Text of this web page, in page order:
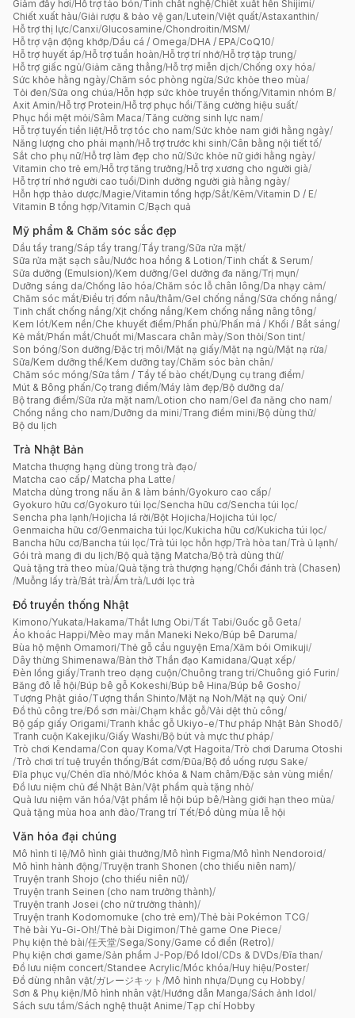
Giảm đầy hơi/Hỗ trợ táo bón/Tinh chất nghệ/Chiết xuất hến Shijimi/
Chiết xuất hàu/Giải rượu & bảo vệ gan/Lutein/Việt quất/Astaxanthin/
Hỗ trợ thị lực/Canxi/Glucosamine/Chondroitin/MSM/
Hỗ trợ vận động khớp/Dầu cá / Omega/DHA / EPA/CoQ10/
Hỗ trợ huyết áp/Hỗ trợ tuần hoàn/Hỗ trợ trí nhớ/Hỗ trợ tập trung/
Hỗ trợ giấc ngủ/Giảm căng thẳng/Hỗ trợ miễn dịch/Chống oxy hóa/
Sức khỏe hằng ngày/Chăm sóc phòng ngừa/Sức khỏe theo mùa/
Tỏi đen/Sữa ong chúa/Hỗn hợp sức khỏe truyền thống/Vitamin nhóm B/
Axit Amin/Hỗ trợ Protein/Hỗ trợ phục hồi/Tăng cường hiệu suất/
Phục hồi mệt mỏi/Sâm Maca/Tăng cường sinh lực nam/
Hỗ trợ tuyến tiền liệt/Hỗ trợ tóc cho nam/Sức khỏe nam giới hằng ngày/
Năng lượng cho phái mạnh/Hỗ trợ trước khi sinh/Cân bằng nội tiết tố/
Sắt cho phụ nữ/Hỗ trợ làm đẹp cho nữ/Sức khỏe nữ giới hằng ngày/
Vitamin cho trẻ em/Hỗ trợ tăng trưởng/Hỗ trợ xương cho người già/
Hỗ trợ trí nhớ người cao tuổi/Dinh dưỡng người già hằng ngày/
Hỗn hợp thảo dược/Magie/Vitamin tổng hợp/Sắt/Kẽm/Vitamin D / E/
Vitamin B tổng hợp/Vitamin C/Bạch quả
Mỹ phẩm & Chăm sóc sắc đẹp
Dầu tẩy trang/Sáp tẩy trang/Tẩy trang/Sữa rửa mặt/
Sữa rửa mặt sạch sâu/Nước hoa hồng & Lotion/Tinh chất & Serum/
Sữa dưỡng (Emulsion)/Kem dưỡng/Gel dưỡng đa năng/Trị mụn/
Dưỡng sáng da/Chống lão hóa/Chăm sóc lỗ chân lông/Da nhạy cảm/
Chăm sóc mắt/Điều trị đốm nâu/thâm/Gel chống nắng/Sữa chống nắng/
Tinh chất chống nắng/Xịt chống nắng/Kem chống nắng nâng tông/
Kem lót/Kem nền/Che khuyết điểm/Phấn phủ/Phấn má / Khối / Bắt sáng/
Kẻ mắt/Phấn mắt/Chuốt mi/Mascara chân mày/Son thỏi/Son tint/
Son bóng/Son dưỡng/Đặc trị môi/Mặt nạ giấy/Mặt nạ ngủ/Mặt nạ rửa/
Sữa/Kem dưỡng thể/Kem dưỡng tay/Chăm sóc bàn chân/
Chăm sóc móng/Sữa tắm / Tẩy tế bào chết/Dụng cụ trang điểm/
Mút & Bông phấn/Cọ trang điểm/Máy làm đẹp/Bộ dưỡng da/
Bộ trang điểm/Sữa rửa mặt nam/Lotion cho nam/Gel đa năng cho nam/
Chống nắng cho nam/Dưỡng da mini/Trang điểm mini/Bộ dùng thử/
Bộ du lịch
Trà Nhật Bản
Matcha thượng hạng dùng trong trà đạo/
Matcha cao cấp/ Matcha pha Latte/
Matcha dùng trong nấu ăn & làm bánh/Gyokuro cao cấp/
Gyokuro hữu cơ/Gyokuro túi lọc/Sencha hữu cơ/Sencha túi lọc/
Sencha pha lạnh/Hojicha lá rời/Bột Hojicha/Hojicha túi lọc/
Genmaicha hữu cơ/Genmaicha túi lọc/Kukicha hữu cơ/Kukicha túi lọc/
Bancha hữu cơ/Bancha túi lọc/Trà túi lọc hỗn hợp/Trà hòa tan/Trà ủ lạnh/
Gói trà mang đi du lịch/Bộ quà tặng Matcha/Bộ trà dùng thử/
Quà tặng trà theo mùa/Quà tặng trà thượng hạng/Chổi đánh trà (Chasen)
/Muỗng lấy trà/Bát trà/Ấm trà/Lưới lọc trà
Đồ truyền thống Nhật
Kimono/Yukata/Hakama/Thắt lưng Obi/Tất Tabi/Guốc gỗ Geta/
Áo khoác Happi/Mèo may mắn Maneki Neko/Búp bê Daruma/
Bùa hộ mệnh Omamori/Thẻ gỗ cầu nguyện Ema/Xăm bói Omikuji/
Dây thừng Shimenawa/Bàn thờ Thần đạo Kamidana/Quạt xếp/
Đèn lồng giấy/Tranh treo dạng cuộn/Chuông trang trí/Chuông gió Furin/
Băng đô lễ hội/Búp bê gỗ Kokeshi/Búp bê Hina/Búp bê Gosho/
Tượng Phật giáo/Tượng thần Shinto/Mặt nạ Noh/Mặt nạ quỷ Oni/
Đồ thủ công tre/Đồ sơn mài/Chạm khắc gỗ/Vải dệt thủ công/
Bộ gấp giấy Origami/Tranh khắc gỗ Ukiyo-e/Thư pháp Nhật Bản Shodō/
Tranh cuộn Kakejiku/Giấy Washi/Bộ bút và mực thư pháp/
Trò chơi Kendama/Con quay Koma/Vợt Hagoita/Trò chơi Daruma Otoshi
/Trò chơi trí tuệ truyền thống/Bát cơm/Đũa/Bộ đồ uống rượu Sake/
Đĩa phục vụ/Chén dĩa nhỏ/Móc khóa & Nam châm/Đặc sản vùng miền/
Đồ lưu niệm chủ đề Nhật Bản/Vật phẩm quà tặng nhỏ/
Quà lưu niệm văn hóa/Vật phẩm lễ hội búp bê/Hàng giới hạn theo mùa/
Quà tặng mùa hoa anh đào/Trang trí Tết/Đồ dùng mùa lễ hội
Văn hóa đại chúng
Mô hình tỉ lệ/Mô hình giải thưởng/Mô hình Figma/Mô hình Nendoroid/
Mô hình hành động/Truyện tranh Shonen (cho thiếu niên nam)/
Truyện tranh Shojo (cho thiếu niên nữ)/
Truyện tranh Seinen (cho nam trưởng thành)/
Truyện tranh Josei (cho nữ trưởng thành)/
Truyện tranh Kodomomuke (cho trẻ em)/Thẻ bài Pokémon TCG/
Thẻ bài Yu-Gi-Oh!/Thẻ bài Digimon/Thẻ game One Piece/
Phụ kiện thẻ bài/任天堂/Sega/Sony/Game cổ điển (Retro)/
Phụ kiện chơi game/Sản phẩm J-Pop/Đồ Idol/CDs & DVDs/Đĩa than/
Đồ lưu niệm concert/Standee Acrylic/Móc khóa/Huy hiệu/Poster/
Đồ dùng nhân vật/ガレージキット /Mô hình nhựa/Dụng cụ Hobby/
Sơn & Phụ kiện/Mô hình nhân vật/Hướng dẫn Manga/Sách ảnh Idol/
Sách sưu tầm/Sách nghệ thuật Anime/Tạp chí Hobby